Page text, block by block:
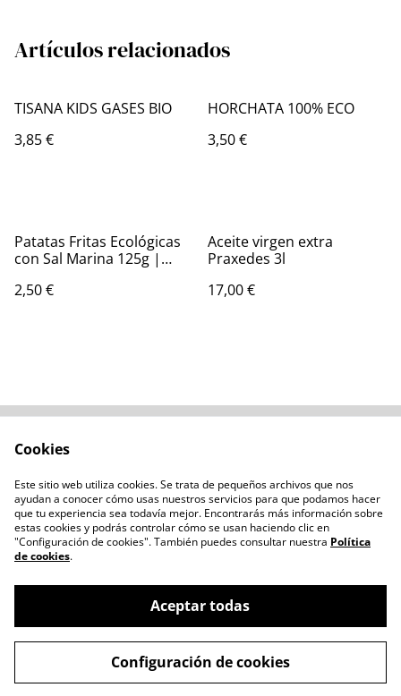
Artículos relacionados
TISANA KIDS GASES BIO
3,85 €
HORCHATA 100% ECO
3,50 €
Patatas Fritas Ecológicas
con Sal Marina 125g |
2,50 €
Aceite virgen extra
Praxedes 3l
17,00 €
Política de privacidad
Administración de
cookies
©2026Chozo Blanco
powered by
Cookies
Este sitio web utiliza cookies. Se trata de pequeños archivos que nos
ayudan a conocer cómo usas nuestros servicios para que podamos hacer
que tu experiencia sea todavía mejor. Encontrarás más información sobre
estas cookies y podrás controlar cómo se usan haciendo clic en
"Configuración de cookies". También puedes consultar nuestra Política
de cookies.
Aceptar todas
Configuración de cookies